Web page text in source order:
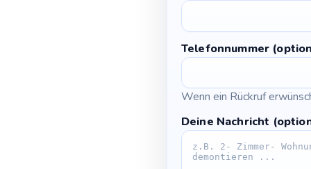
Telefonnummer
Wenn ein Rückruf
Deine Nachricht